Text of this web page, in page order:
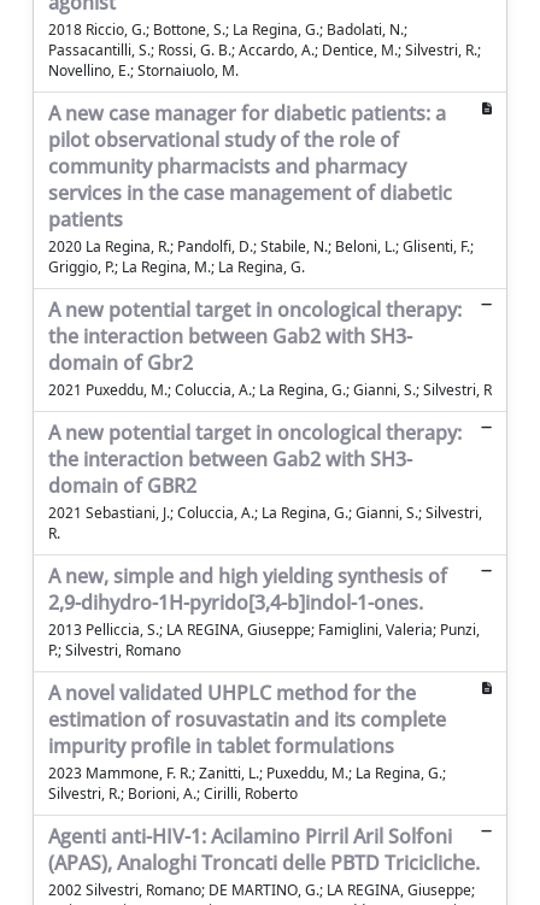
2018 Riccio, G.; Bottone, S.; La Regina, G.; Badolati, N.;
Passacantilli, S.; Rossi, G. B.; Accardo, A.; Dentice, M.; Silvestri, R.;
Novellino, E.; Stornaiuolo, M.
A new case manager for diabetic patients: a
pilot observational study of the role of
community pharmacists and pharmacy
services in the case management of diabetic
patients
2020 La Regina, R.; Pandolfi, D.; Stabile, N.; Beloni, L.; Glisenti, F.;
Griggio, P.; La Regina, M.; La Regina, G.
A new potential target in oncological therapy:
the interaction between Gab2 with SH3-
domain of Gbr2
2021 Puxeddu, M.; Coluccia, A.; La Regina, G.; Gianni, S.; Silvestri, R
A new potential target in oncological therapy:
the interaction between Gab2 with SH3-
domain of GBR2
2021 Sebastiani, J.; Coluccia, A.; La Regina, G.; Gianni, S.; Silvestri,
R.
A new, simple and high yielding synthesis of
2,9-dihydro-1H-pyrido[3,4-b]indol-1-ones.
2013 Pelliccia, S.; LA REGINA, Giuseppe; Famiglini, Valeria; Punzi,
P.; Silvestri, Romano
A novel validated UHPLC method for the
estimation of rosuvastatin and its complete
impurity profile in tablet formulations
2023 Mammone, F. R.; Zanitti, L.; Puxeddu, M.; La Regina, G.;
Silvestri, R.; Borioni, A.; Cirilli, Roberto
Agenti anti-HIV-1: Acilamino Pirril Aril Solfoni
(APAS), Analoghi Troncati delle PBTD Tricicliche.
2002 Silvestri, Romano; DE MARTINO, G.; LA REGINA, Giuseppe;